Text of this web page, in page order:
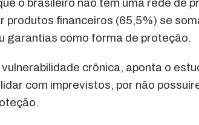
o brasileiro não tem uma rede de
produtos financeiros (65,5%) se
garantias como forma de proteção.
crônica, aponta o
com imprevistos, por não